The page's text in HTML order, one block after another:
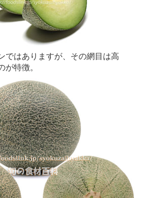
ではありますが、その網目は高
が特徴。